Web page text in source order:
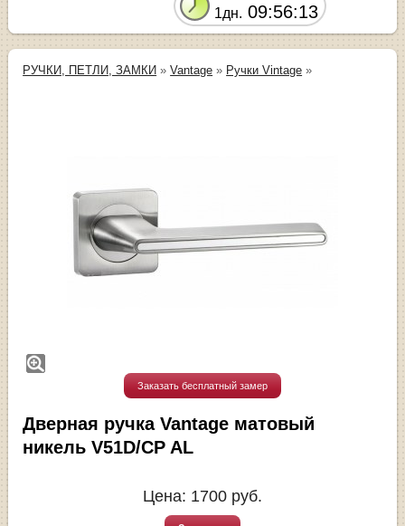
1дн. 09:56:13
РУЧКИ, ПЕТЛИ, ЗАМКИ »Vantage » Ручки Vintage »
Заказать бесплатный замер
Дверная ручка Vantage матовый
никель V51D/CP AL
Цена: 1700 руб.